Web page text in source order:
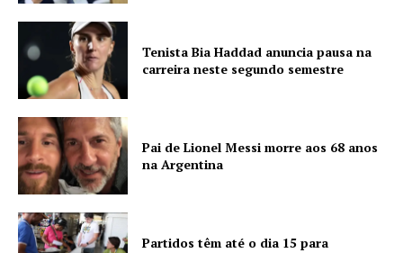
Tenista Bia Haddad anuncia pausa na
carreira neste segundo semestre
Pai de Lionel Messi morre aos 68 anos
na Argentina
Partidos têm até o dia 15 para